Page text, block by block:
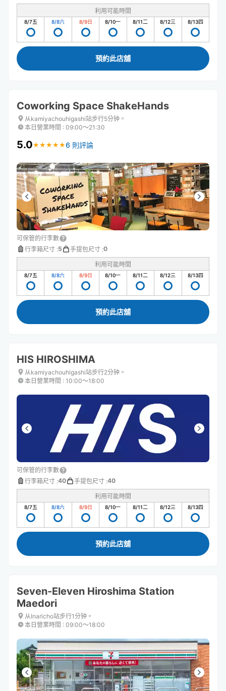
利用可能時間
8/7五 8/8六 8/9日 8/10一 8/11二 8/12三 8/13四
預約此店舖
Coworking Space ShakeHands
从kamiyachouhigashi站步行5分钟。
本日營業時間 : 09:00〜21:30
5.0★ ★ ★ ★ ★
★ ★ ★ ★ ★6 則評論
可保管的行李數
行李箱尺寸 :5 手提包尺寸 :0
利用可能時間
8/7五 8/8六 8/9日 8/10一 8/11二 8/12三 8/13四
預約此店舖
HIS HIROSHIMA
从kamiyachouhigashi站步行2分钟。
本日營業時間 : 10:00〜18:00
可保管的行李數
行李箱尺寸 :40 手提包尺寸 :40
利用可能時間
8/7五 8/8六 8/9日 8/10一 8/11二 8/12三 8/13四
預約此店舖
Seven-Eleven Hiroshima Station
Maedori
从Inaricho站步行1分钟。
本日營業時間 : 09:00〜18:00